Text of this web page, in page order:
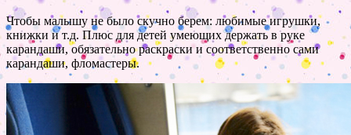
Чтобы малышу не было скучно берем: любимые игрушки,
книжки и т.д. Плюс для детей умеющих держать в руке
карандаши, обязательно раскраски и соответственно сами
карандаши, фломастеры.